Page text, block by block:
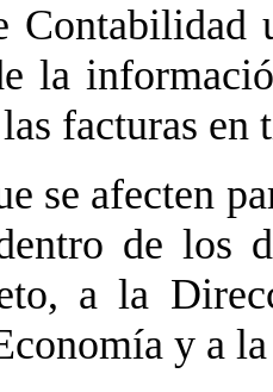
Contabilidad
la
facturas en
se afecten
de los
a la
y a